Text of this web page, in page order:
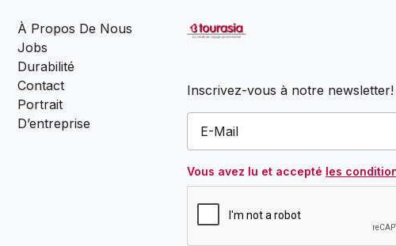
À Propos De Nous
Jobs
Durabilité
Contact
Portrait
D’entreprise
Inscrivez-vous à notre newsletter!
Vous avez lu et accepté les